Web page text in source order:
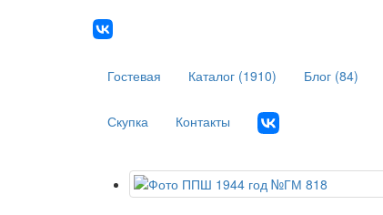
Гостевая Каталог (1910) Блог (84)
Скупка Контакты